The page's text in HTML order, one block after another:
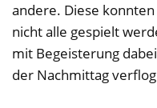
andere. Diese
nicht alle gespielt
mit Begeisterung
der Nachmittag